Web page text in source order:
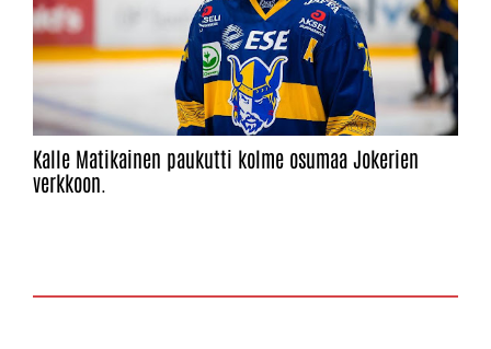
Kalle Matikainen paukutti kolme osumaa Jokerien
verkkoon.